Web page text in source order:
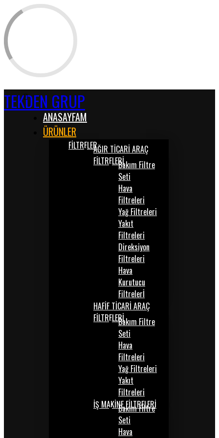
TEKDEN GRUP
ANASAYFAM
ÜRÜNLER
FİLTRELERAĞIR TİCARİ ARAÇ
FİLTRELERİBakım Filtre
Seti
Hava
Filtreleri
Yağ Filtreleri
Yakıt
Filtreleri
Direksiyon
Filtreleri
Hava
Kurutucu
Filtrelerİ
HAFİF TİCARİ ARAÇ
FİLTRELERİBakım Filtre
Seti
Hava
Filtreleri
Yağ Filtreleri
Yakıt
Filtreleri
İŞ MAKİNE FİLTRELERİ
Bakım Filtre
Seti
Hava